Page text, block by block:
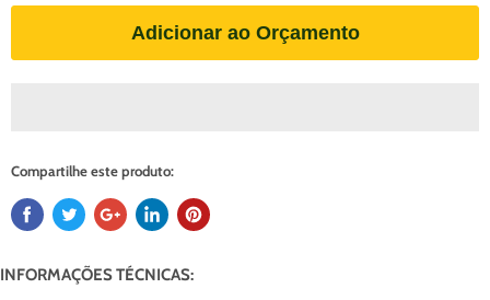
Adicionar ao Orçamento
Compartilhe este produto:
INFORMAÇÕES TÉCNICAS: